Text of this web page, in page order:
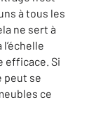
à tous les
ne sert à
efficace. Si
peut se
ce